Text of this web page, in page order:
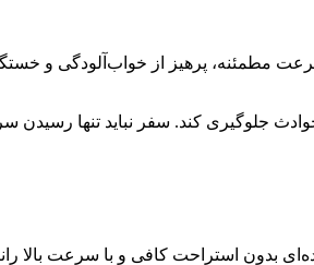
از رانندگان خواست با رعایت سرعت مطمئنه، پرهیز از
جلوگیری کند. سفر نباید تنها رسیدن
استراحت کافی و با سرعت بالا